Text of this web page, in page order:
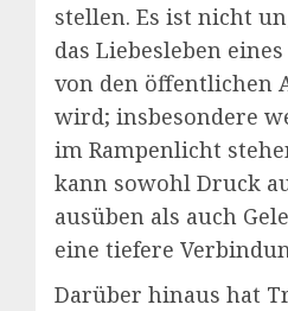
stellen. Es ist nicht
das Liebesleben
von den öffentlichen
wird; insbesondere
im Rampenlicht
kann sowohl Druck
ausüben als auch
eine tiefere
Darüber hinaus hat